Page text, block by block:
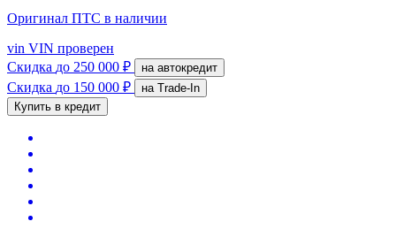
Оригинал ПТС в наличии
vin VIN проверен
Скидка до 250 000 ₽ на автокредит
Скидка до 150 000 ₽
на Trade-In
Купить в кредит